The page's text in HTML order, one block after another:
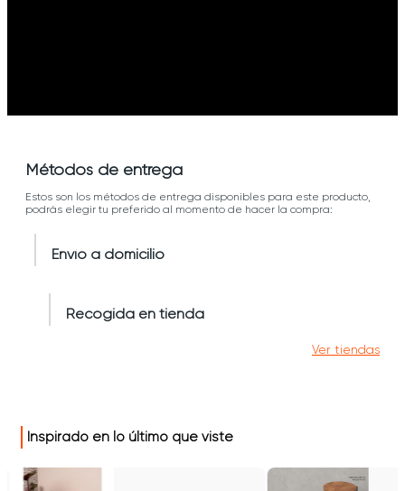
Métodos de entrega
Estos son los métodos de entrega disponibles para este producto,
podrás elegir tu preferido al momento de hacer la compra:
Envío a domicilio
Recogida en tienda
Ver tiendas
Inspirado en lo último que viste